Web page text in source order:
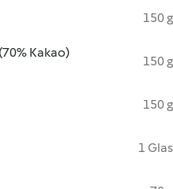
150 g
Kakao)
150 g
150 g
1 Glas